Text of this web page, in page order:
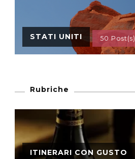
STATI UNITI 50 Post(s)
Rubriche
ITINERARI CON GUSTO